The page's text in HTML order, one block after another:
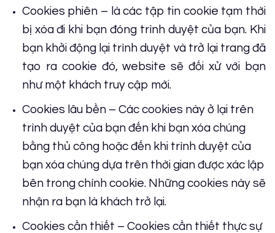
Cookies phiên – là các tập tin cookie tạm thời
bị xóa đi khi bạn đóng trình duyệt của bạn. Khi
bạn khởi động lại trình duyệt và trở lại trang đã
tạo ra cookie đó, website sẽ đối xử với bạn
như một khách truy cập mới.
Cookies lâu bền – Các cookies này ở lại trên
trình duyệt của bạn đến khi bạn xóa chúng
bằng thủ công hoặc đến khi trình duyệt của
bạn xóa chúng dựa trên thời gian được xác lập
bên trong chính cookie. Những cookies này sẽ
nhận ra bạn là khách trở lại.
Cookies cần thiết – Cookies cần thiết thực sự